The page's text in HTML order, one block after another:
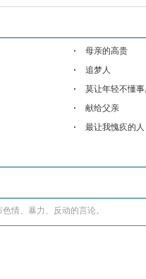
母亲的高贵
追梦人
莫让年轻不懂
献给父亲
最让我愧疚的人
情、暴力、反动的言论。